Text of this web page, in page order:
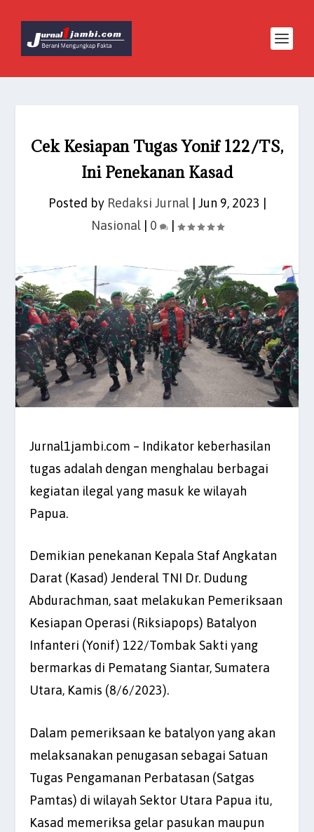
Cek Kesiapan Tugas Yonif 122/TS,
Ini Penekanan Kasad
Posted by Redaksi Jurnal| Jun 9, 2023
Nasional| 0 |
Jurnal1jambi.com – Indikator keberhasilan
tugas adalah dengan menghalau berbagai
kegiatan ilegal yang masuk ke wilayah
Papua.
Demikian penekanan Kepala Staf Angkatan
Darat (Kasad) Jenderal TNI Dr. Dudung
Abdurachman, saat melakukan Pemeriksaan
Kesiapan Operasi (Riksiapops) Batalyon
Infanteri (Yonif) 122/Tombak Sakti yang
bermarkas di Pematang Siantar, Sumatera
Utara, Kamis (8/6/2023).
Dalam pemeriksaan ke batalyon yang akan
melaksanakan penugasan sebagai Satuan
Tugas Pengamanan Perbatasan (Satgas
Pamtas) di wilayah Sektor Utara Papua itu,
Kasad memeriksa gelar pasukan maupun